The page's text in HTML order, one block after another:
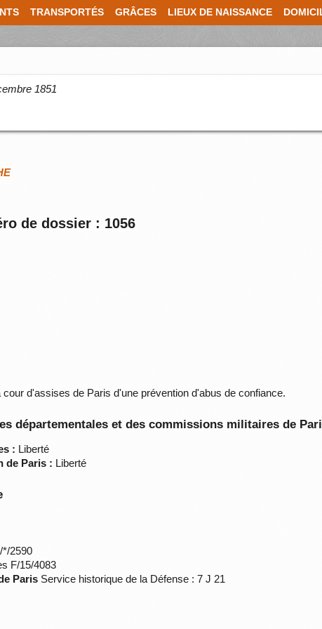
TRANSPORTÉS GRÂCES LIEUX DE NAISSANCE
1851
de dossier : 1056
cour d'assises de Paris d'une prévention d'abus de confiance.
départementales et des commissions militaires de
: Liberté
de Paris : Liberté
*/2590
F/15/4083
Paris Service historique de la Défense : 7 J 21